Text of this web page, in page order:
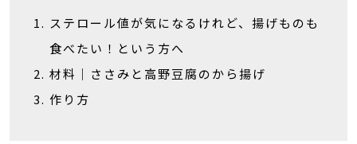
ステロール値が気になるけれど、揚げものも
食べたい！という方へ
材料｜ささみと高野豆腐のから揚げ
作り方